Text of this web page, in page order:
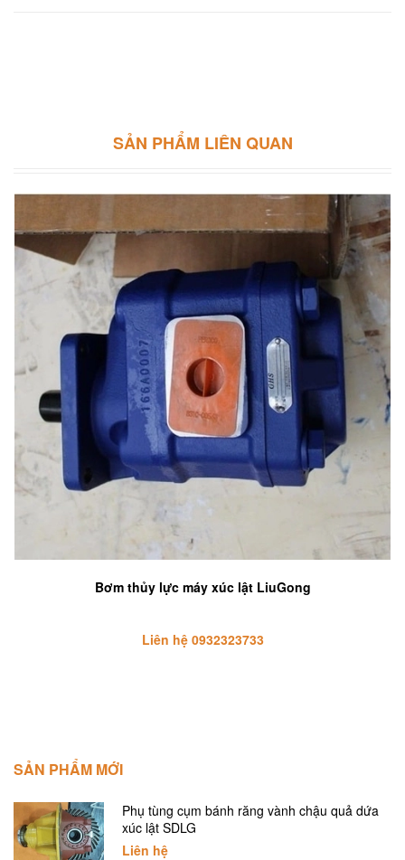
SẢN PHẨM LIÊN QUAN
Bơm thủy lực máy xúc lật LiuGong
Liên hệ 0932323733
SẢN PHẨM MỚI
Phụ tùng cụm bánh răng vành chậu quả dứa
xúc lật SDLG
Liên hệ